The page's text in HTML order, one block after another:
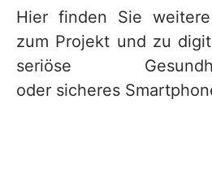
Hier finden Sie weitere
zum Projekt und zu
seriöse
oder sicheres